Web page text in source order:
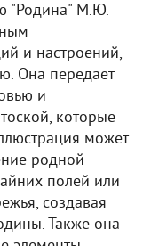
"Родина" М.Ю.
и настроений,
Она передает
и
которые
может
родной
полей или
создавая
Также она